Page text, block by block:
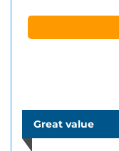
Great value